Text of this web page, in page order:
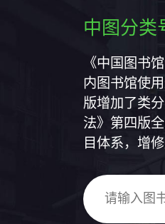
中图分类
《中国图书
内图书馆使
版增加了类
法》第四版
目体系，增